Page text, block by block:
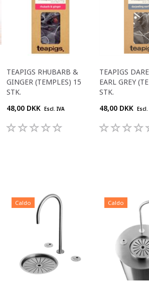
TEAPIGS RHUBARB &
GINGER (TEMPLES) 15
STK.
48,00 DKK
Escl. IVA
TEAPIGS
EARL GREY
STK.
48,00 DKK
Caldo Caldo